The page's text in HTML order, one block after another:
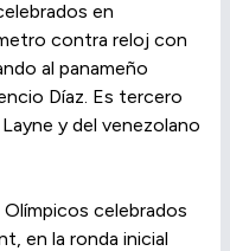
en
contra reloj con
al panameño
Díaz. Es tercero
y del venezolano
celebrados
en la ronda inicial